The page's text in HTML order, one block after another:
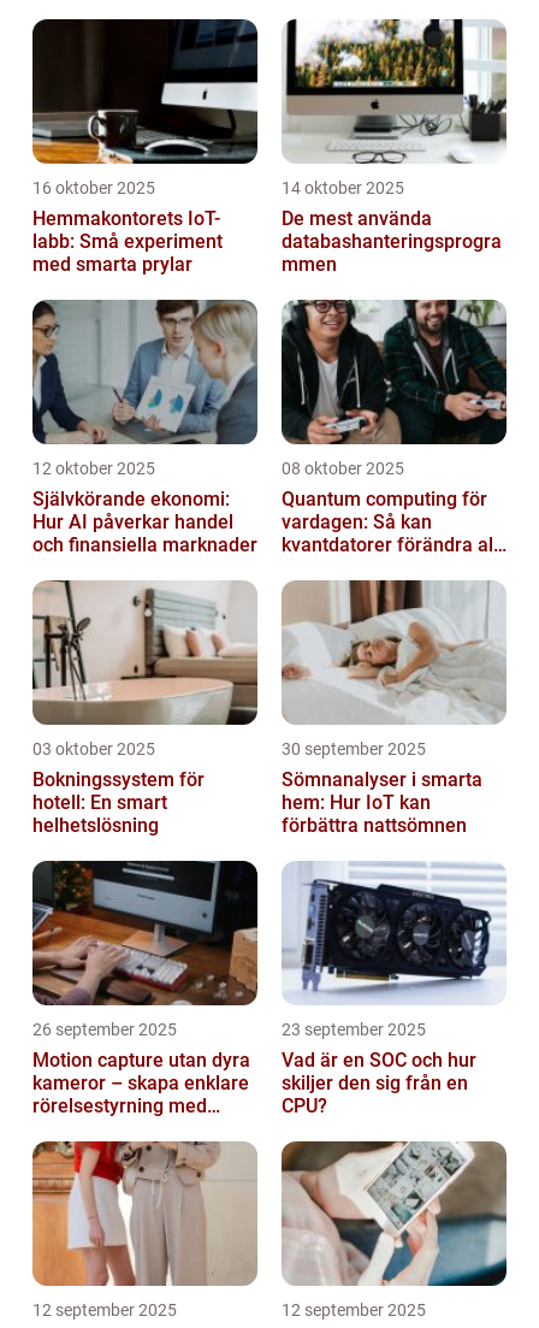
16 oktober 2025
Hemmakontorets IoT-
labb: Små experiment
med smarta prylar
14 oktober 2025
De mest använda
databashanteringsprogra
mmen
12 oktober 2025
Självkörande ekonomi:
Hur AI påverkar handel
och finansiella marknader
08 oktober 2025
Quantum computing för
vardagen: Så kan
kvantdatorer förändra allt
03 oktober 2025
Bokningssystem för
hotell: En smart
helhetslösning
30 september 2025
Sömnanalyser i smarta
hem: Hur IoT kan
förbättra nattsömnen
26 september 2025
Motion capture utan dyra
kameror – skapa enklare
rörelsestyrning med
23 september 2025
Vad är en SOC och hur
skiljer den sig från en
CPU?
12 september 2025 12 september 2025